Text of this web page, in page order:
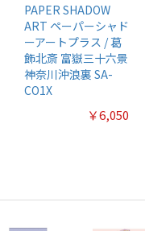
PAPER SHADOW
ART ペーパーシャド
ーアートプラス / 葛
飾北斎 富嶽三十六景
神奈川沖浪裏 SA-
CO1X
￥6,050